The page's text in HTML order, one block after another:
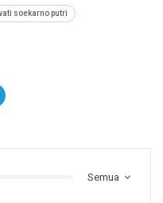
soekarno putri
Semua